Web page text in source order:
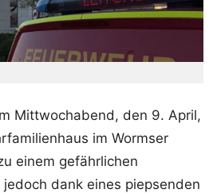
Mittwochabend, den 9. April,
im Wormser
einem gefährlichen
dank eines piepsenden